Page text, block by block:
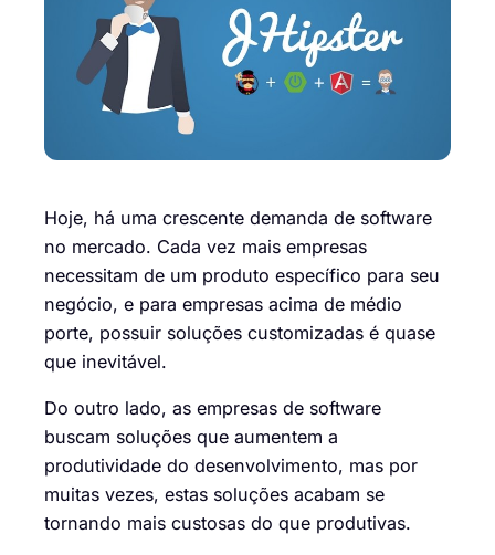
Hoje, há uma crescente demanda de software
no mercado. Cada vez mais empresas
necessitam de um produto específico para seu
negócio, e para empresas acima de médio
porte, possuir soluções customizadas é quase
que inevitável.
Do outro lado, as empresas de software
buscam soluções que aumentem a
produtividade do desenvolvimento, mas por
muitas vezes, estas soluções acabam se
tornando mais custosas do que produtivas.